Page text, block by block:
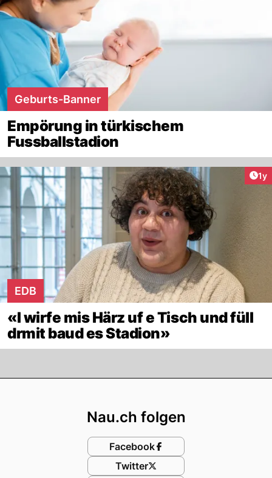
Geburts-Banner
Empörung in türkischem
Fussballstadion
1y
EDB
«I wirfe mis Härz uf e Tisch und füll
drmit baud es Stadion»
Nau.ch folgen
Facebook
Twitter